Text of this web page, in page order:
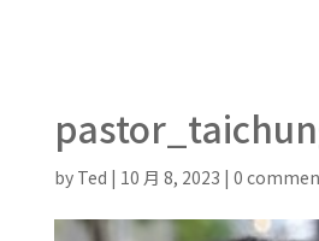
by Ted | 10 月 8, 2023 | 0